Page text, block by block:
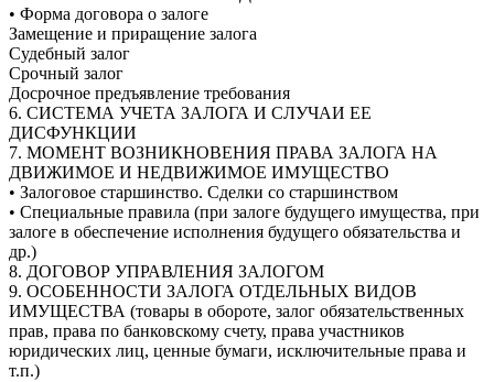
• Форма договора о залоге
Замещение и приращение залога
Судебный залог
Срочный залог
Досрочное предъявление требования
6. СИСТЕМА УЧЕТА ЗАЛОГА И СЛУЧАИ ЕЕ
ДИСФУНКЦИИ
7. МОМЕНТ ВОЗНИКНОВЕНИЯ ПРАВА ЗАЛОГА НА
ДВИЖИМОЕ И НЕДВИЖИМОЕ ИМУЩЕСТВО
• Залоговое старшинство. Сделки со старшинством
• Специальные правила (при залоге будущего имущества, при
залоге в обеспечение исполнения будущего обязательства и
др.)
8. ДОГОВОР УПРАВЛЕНИЯ ЗАЛОГОМ
9. ОСОБЕННОСТИ ЗАЛОГА ОТДЕЛЬНЫХ ВИДОВ
ИМУЩЕСТВА (товары в обороте, залог обязательственных
прав, права по банковскому счету, права участников
юридических лиц, ценные бумаги, исключительные права и
т.п.)